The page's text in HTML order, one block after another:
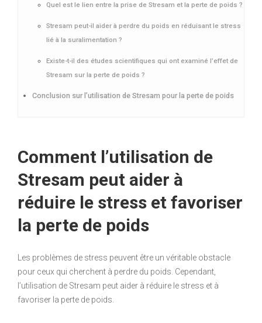
Quel est le lien entre la prise de Stresam et la perte de poids ?
Stresam peut-il aider à perdre du poids en réduisant le stress
lié à la suralimentation ?
Existe-t-il des études scientifiques qui ont examiné l’effet de
Stresam sur la perte de poids ?
Conclusion sur l’utilisation de Stresam pour la perte de poids
Comment l’utilisation de
Stresam peut aider à
réduire le stress et favoriser
la perte de poids
Les problèmes de stress peuvent être un véritable obstacle
pour ceux qui cherchent à perdre du poids. Cependant,
l’utilisation de Stresam peut aider à réduire le stress et à
favoriser la perte de poids.